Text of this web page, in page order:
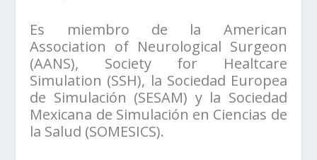
Es miembro de la American
Association of Neurological Surgeon
(AANS), Society for Healtcare
Simulation (SSH), la Sociedad Europea
de Simulación (SESAM) y la Sociedad
Mexicana de Simulación en Ciencias de
la Salud (SOMESICS).